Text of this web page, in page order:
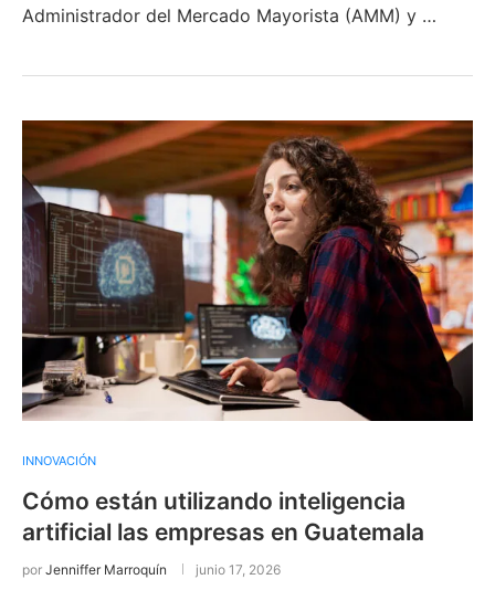
Administrador del Mercado Mayorista (AMM) y …
INNOVACIÓN
Cómo están utilizando inteligencia
artificial las empresas en Guatemala
por Jenniffer Marroquín junio 17, 2026